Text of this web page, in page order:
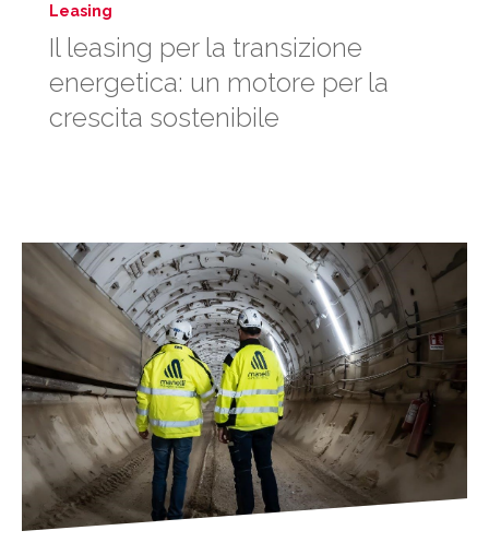
Leasing
Il leasing per la transizione
energetica: un motore per la
crescita sostenibile